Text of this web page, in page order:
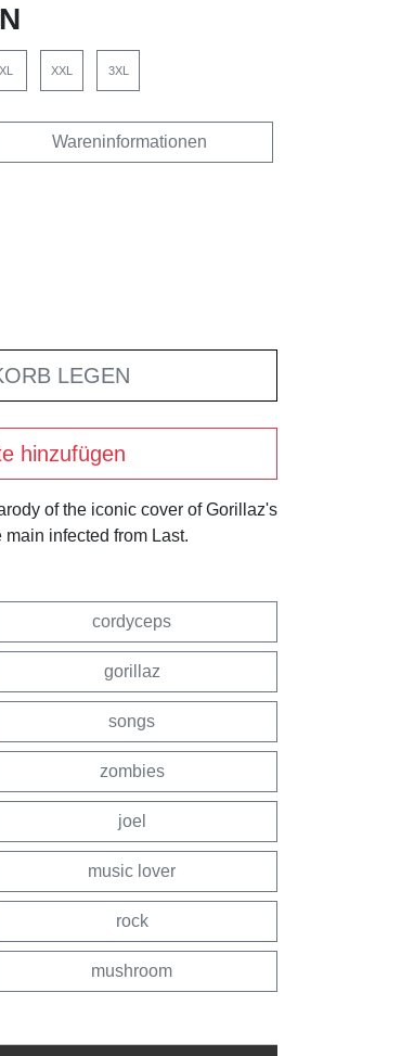
XL XXL 3XL
Wareninformationen
LEGEN
hinzufügen
of the iconic cover of Gorillaz's
infected from Last.
cordyceps
gorillaz
songs
zombies
joel
music lover
rock
mushroom